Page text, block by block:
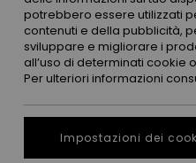
potrebbero essere utilizzati
contenuti e della pubblicità,
sviluppare e migliorare i
all’uso di determinati cookie
Per ulteriori informazioni
Impostazioni dei